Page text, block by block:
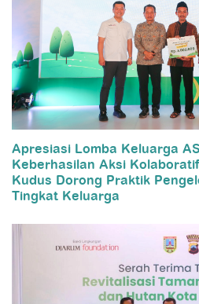
Apresiasi Lomba Keluarga
Keberhasilan Aksi
Kudus Dorong Praktik
Tingkat Keluarga